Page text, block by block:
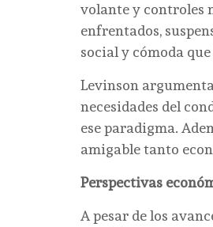
volante y controles
enfrentados,
social y cómoda
Levinson
necesidades del
ese paradigma.
amigable tanto
Perspectivas
A pesar de los